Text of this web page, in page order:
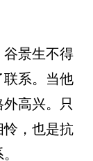
谷景生不得
联系。当他
高兴。只
怜，也是抗